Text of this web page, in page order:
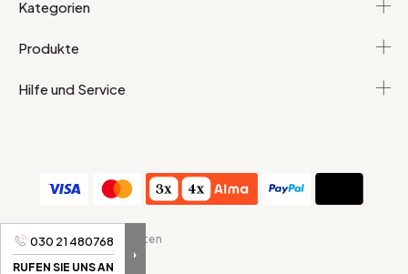
030 21 480768
RUFEN SIE UNS AN
Kategorien
Produkte
Hilfe und Service
AGB Persönliche Daten